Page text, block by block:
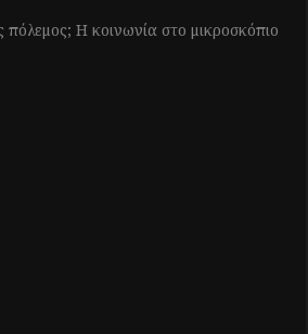
πόλεμος; Η κοινωνία στο μικροσκόπιο